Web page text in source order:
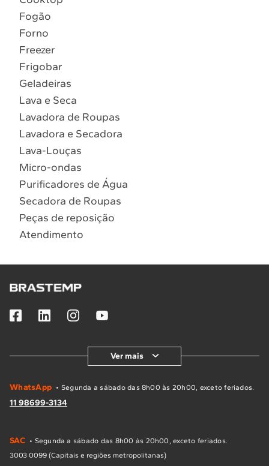
Localizar assistência técnica
8º Embutir
9º Lava Seca
Fogão
Forno
Freezer
Frigobar
Geladeiras
Lava e Seca
Lavadora de Roupas
Lavadora e Secadora
Lava-Louças
Micro-ondas
Purificadores de Água
Secadora de Roupas
Peças de reposição
Atendimento
Ver mais
WhatsApp • Segunda a sábado das 8h00 às 20h00, exceto feriados.
11 98699-3134
SAC • Segunda a sábado das 8h00 às 20h00, exceto feriados.
3003 0099 (Capitais e regiões metropolitanas)